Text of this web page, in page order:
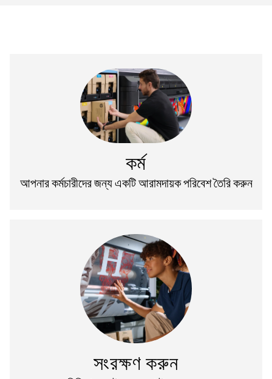
কর্ম
আপনার কর্মচারীদের জন্য একটি আরামদায়ক পরিবেশ তৈরি করুন
সংরক্ষণ করুন